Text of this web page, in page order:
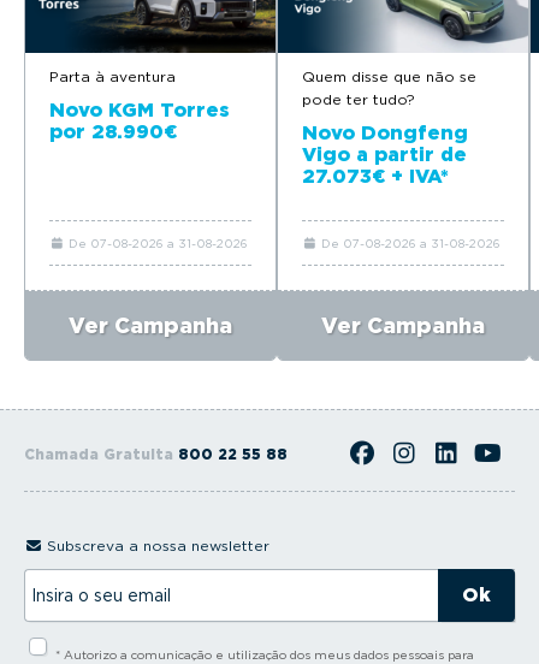
Parta à aventura
Novo KGM Torres
por 28.990€
De 07-08-2026 a 31-08-2026
Ver Campanha
Quem disse que não se
pode ter tudo?
Novo Dongfeng
Vigo a partir de
27.073€ + IVA*
De 07-08-2026 a 31-08-2026
Ver Campanha
Chamada Gratuita 800 22 55 88
Subscreva a nossa newsletter
s
* Autorizo a comunicação e utilização dos meus dados pessoais para